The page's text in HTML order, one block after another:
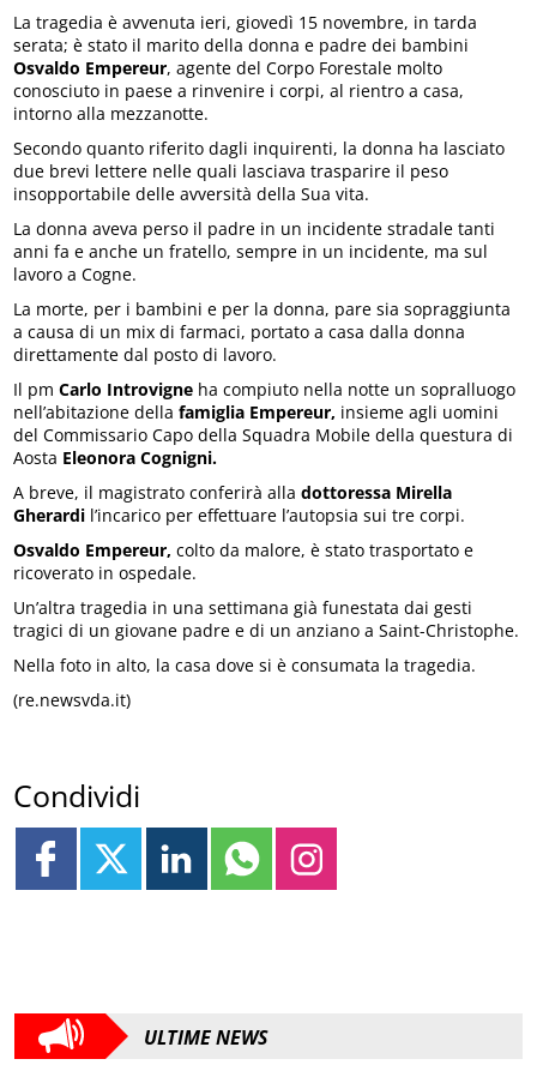
La tragedia è avvenuta ieri, giovedì 15 novembre, in tarda
serata; è stato il marito della donna e padre dei bambini
Osvaldo Empereur, agente del Corpo Forestale molto
conosciuto in paese a rinvenire i corpi, al rientro a casa,
intorno alla mezzanotte.
Secondo quanto riferito dagli inquirenti, la donna ha lasciato
due brevi lettere nelle quali lasciava trasparire il peso
insopportabile delle avversità della Sua vita.
La donna aveva perso il padre in un incidente stradale tanti
anni fa e anche un fratello, sempre in un incidente, ma sul
lavoro a Cogne.
La morte, per i bambini e per la donna, pare sia sopraggiunta
a causa di un mix di farmaci, portato a casa dalla donna
direttamente dal posto di lavoro.
Il pmCarlo Introvigne ha compiuto nella notte un sopralluogo
nell’abitazione dellafamiglia Empereur, insieme agli uomini
del Commissario Capo della Squadra Mobile della questura di
Aosta Eleonora Cognigni.
A breve, il magistrato conferirà alladottoressa Mirella
Gherardi l’incarico per effettuare l’autopsia sui tre corpi.
Osvaldo Empereur, colto da malore, è stato trasportato e
ricoverato in ospedale.
Un’altra tragedia in una settimana già funestata dai gesti
tragici di un giovane padre e di un anziano a Saint-Christophe.
Nella foto in alto, la casa dove si è consumata la tragedia.
(re.newsvda.it)
Condividi
ULTIME NEWS